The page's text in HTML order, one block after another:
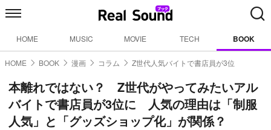
HOME MUSIC MOVIE TECH BOOK
HOME BOOK 漫画 コラム Z世代人気バイトで書店員が3位
本離れではない？ Z世代がやってみたいアル
バイトで書店員が3位に 人気の理由は「制服
人気」と「グッズショップ化」が関係？